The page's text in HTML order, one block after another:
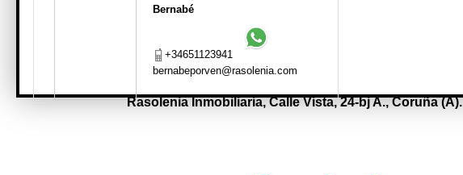
Bernabé
+34651123941
bernabeporven@rasolenia.com
Rasolenia Inmobiliaria,Calle Vista, 24-bj A.,Coruña (A).